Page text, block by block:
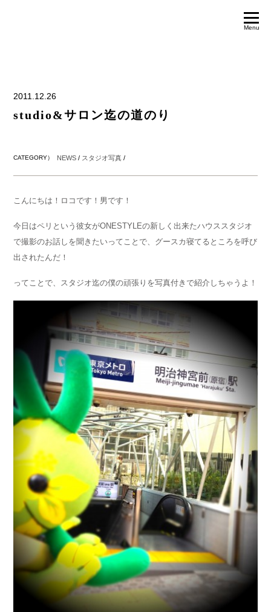
Menu
2011.12.26
studio&サロン迄の道のり
CATEGORY） NEWS / スタジオ写真 /
こんにちは！ロコです！男です！
今日はペリという彼女がONESTYLEの新しく出来たハウススタジオ
で撮影のお話しを聞きたいってことで、グースカ寝てるところを呼び
出されたんだ！
ってことで、スタジオ迄の僕の頑張りを写真付きで紹介しちゃうよ！